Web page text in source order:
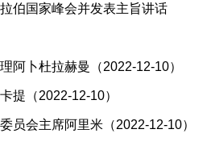
伯国家峰会并发表主旨讲话
阿卜杜拉赫曼（2022-12-10）
提（2022-12-10）
员会主席阿里米（2022-12-10）